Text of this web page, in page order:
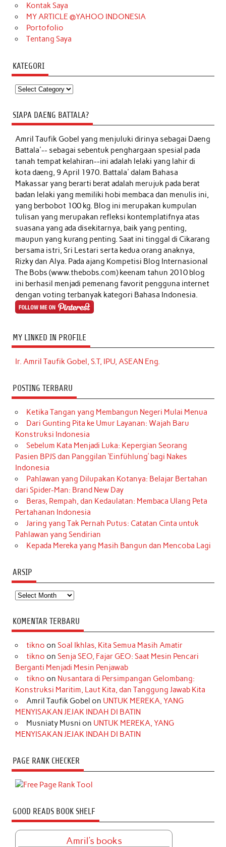
Kontak Saya
MY ARTICLE @YAHOO INDONESIA
Portofolio
Tentang Saya
KATEGORI
Kategori
SIAPA DAENG BATTALA?
Amril Taufik Gobelyang menjuluki dirinya sebagai Daeng
Battala'-- sebagai sebentuk penghargaan spesial pada
tanah tempat kelahiran--ini adalah lelaki yang lahir di
kota daeng, 9 April 1970. Battala' dalam Bahasa
Makassar yang berarti berat adalah merujuk pada berat
badan lelaki yang memiliki hobi membaca dan menulis ini,
yang berbobot 100 kg. Blog ini merupakan kumpulan
tulisan yang merupakan refleksi kontemplatifnya atas
suasana yang ada disekitarnya, baik yang penting,
maupun yang kurang penting. Saat ini tinggal di Cikarang
bersama istri, Sri Lestari serta kedua orang anaknya,
Rizky dan Alya. Pada ajang Kompetisi Blog Internasional
The Bobs (www.thebobs.com) keenam tahun 2010 blog
ini berhasil menjadi pemenang favorit pengguna internet
dengan voting terbanyak kategori Bahasa Indonesia.
MY LINKED IN PROFILE
Ir. Amril Taufik Gobel, S.T, IPU, ASEAN Eng.
POSTING TERBARU
Ketika Tangan yang Membangun Negeri Mulai Menua
Dari Gunting Pita ke Umur Layanan: Wajah Baru
Konstruksi Indonesia
Sebelum Kata Menjadi Luka: Kepergian Seorang
Pasien BPJS dan Panggilan ‘Einfühlung’ bagi Nakes
Indonesia
Pahlawan yang Dilupakan Kotanya: Belajar Bertahan
dari Spider-Man: Brand New Day
Beras, Rempah, dan Kedaulatan: Membaca Ulang Peta
Pertahanan Indonesia
Jaring yang Tak Pernah Putus: Catatan Cinta untuk
Pahlawan yang Sendirian
Kepada Mereka yang Masih Bangun dan Mencoba Lagi
ARSIP
Arsip
KOMENTAR TERBARU
tikno on Soal Ikhlas, Kita Semua Masih Amatir
tikno on Senja SEO, Fajar GEO: Saat Mesin Pencari
Berganti Menjadi Mesin Penjawab
tikno on Nusantara di Persimpangan Gelombang:
Konstruksi Maritim, Laut Kita, dan Tanggung Jawab Kita
Amril Taufik Gobel on UNTUK MEREKA, YANG
MENYISAKAN JEJAK INDAH DI BATIN
Musniaty Musni on UNTUK MEREKA, YANG
MENYISAKAN JEJAK INDAH DI BATIN
PAGE RANK CHECKER
GOOD READS BOOK SHELF
Amril's books